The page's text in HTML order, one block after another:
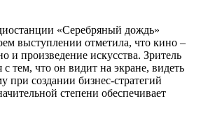
«Серебряный дождь»
выступлении отметила, что кино –
и произведение искусства. Зритель
с тем, что он видит на экране, видеть
при создании бизнес-стратегий
степени обеспечивает